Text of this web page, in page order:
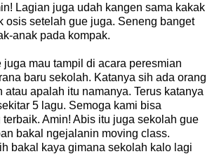
Lagian juga udah kangen sama kakak
osis setelah gue juga. Seneng banget
anak pada kompak.
juga mau tampil di acara peresmian
baru sekolah. Katanya sih ada orang
atau apalah itu namanya. Terus katanya
5 lagu. Semoga kami bisa
Amin! Abis itu juga sekolah gue
bakal ngejalanin moving class.
bakal kaya gimana sekolah kalo lagi